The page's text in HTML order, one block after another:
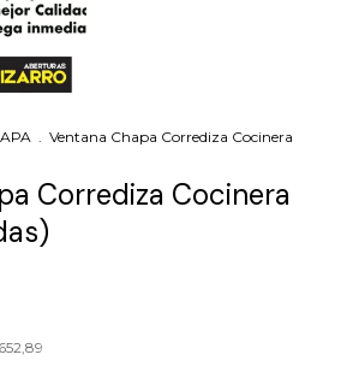
Ventana Chapa Corrediza Cocinera
Corrediza Cocinera